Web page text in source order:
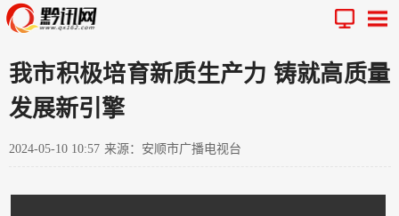
我市积极培育新质生产力 铸就高质量
发展新引擎
2024-05-10 10:57 来源：安顺市广播电视台